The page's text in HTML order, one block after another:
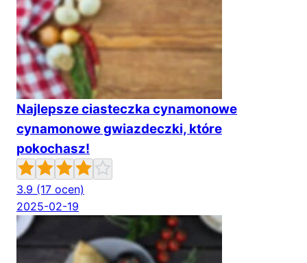
Najlepsze ciasteczka cynamonowe
cynamonowe gwiazdeczki, które
pokochasz!
3.9 (17 ocen)
2025-02-19